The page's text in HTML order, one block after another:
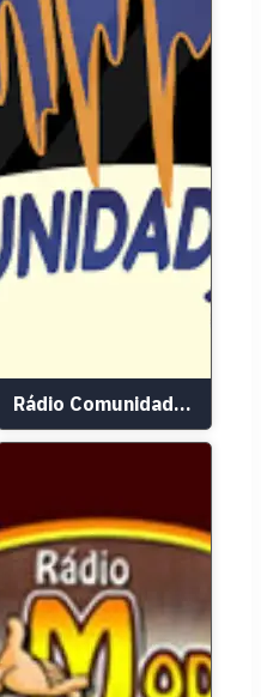
Rádio Comunidade 104.9 FM